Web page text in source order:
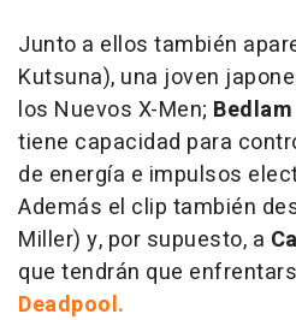
Junto a ellos también
Kutsuna), una joven
los Nuevos X-Men; Bedlam
tiene capacidad para
de energía e impulsos
Además el clip también
Miller) y, por supuesto, a
que tendrán que
Deadpool.